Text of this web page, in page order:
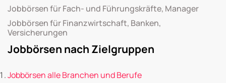
Jobbörsen für Fach- und Führungskräfte, Manager
Jobbörsen für Finanzwirtschaft, Banken,
Versicherungen
Jobbörsen nach Zielgruppen
Jobbörsen alle Branchen und Berufe